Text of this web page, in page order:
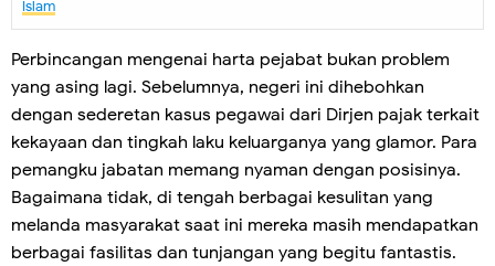
Islam
Perbincangan mengenai harta pejabat bukan problem
yang asing lagi. Sebelumnya, negeri ini dihebohkan
dengan sederetan kasus pegawai dari Dirjen pajak terkait
kekayaan dan tingkah laku keluarganya yang glamor. Para
pemangku jabatan memang nyaman dengan posisinya.
Bagaimana tidak, di tengah berbagai kesulitan yang
melanda masyarakat saat ini mereka masih mendapatkan
berbagai fasilitas dan tunjangan yang begitu fantastis.